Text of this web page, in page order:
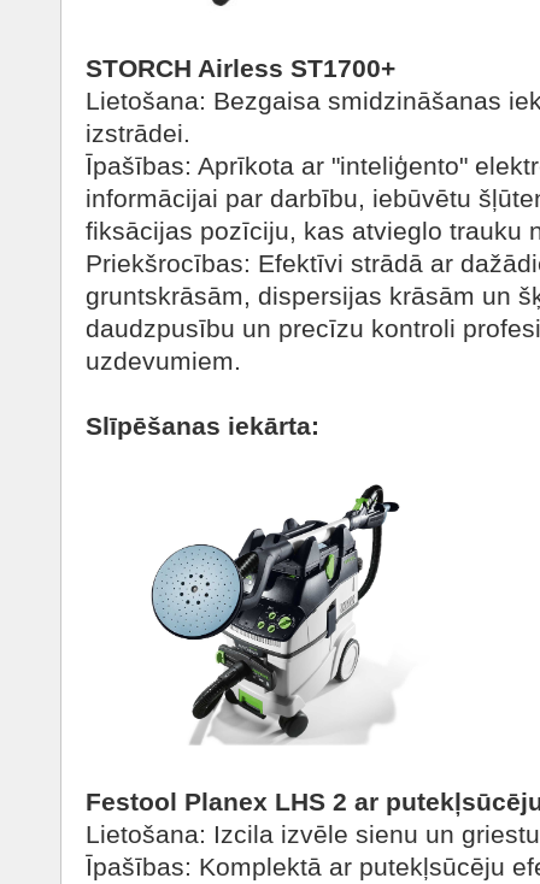
STORCH Airless ST1700+
Lietošana: Bezgaisa smidzināšanas
izstrādei.
Īpašības: Aprīkota ar "inteliģento"
informācijai par darbību, iebūvētu
fiksācijas pozīciju, kas atvieglo trauku
Priekšrocības: Efektīvi strādā ar
gruntskrāsām, dispersijas krāsām un
daudzpusību un precīzu kontroli
uzdevumiem.
Slīpēšanas iekārta:
Festool Planex LHS 2 ar
Lietošana: Izcila izvēle sienu un
Īpašības: Komplektā ar putekļsūcēju